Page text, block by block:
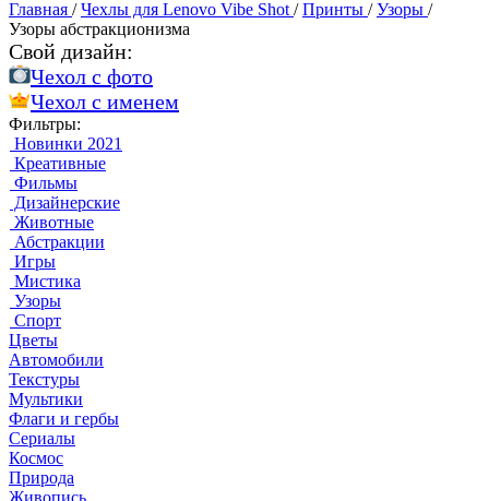
Главная / Чехлы для Lenovo Vibe Shot / Принты / Узоры /
Узоры абстракционизма
Свой дизайн:
Чехол c фото
Чехол c именем
Фильтры:
Новинки 2021
Креативные
Фильмы
Дизайнерские
Животные
Абстракции
Игры
Мистика
Узоры
Спорт
Цветы
Автомобили
Текстуры
Мультики
Флаги и гербы
Сериалы
Космос
Природа
Живопись